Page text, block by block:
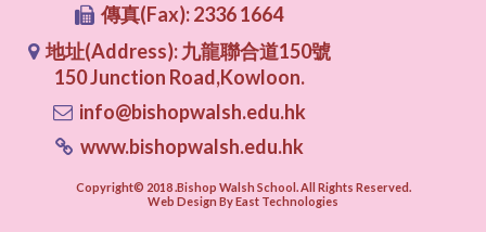
傳真(Fax): 2336 1664
地址(Address): 九龍聯合道150號
150 Junction Road,Kowloon.
info@bishopwalsh.edu.hk
www.bishopwalsh.edu.hk
Copyright© 2018 .Bishop Walsh School. All Rights Reserved.
Web Design By East Technologies